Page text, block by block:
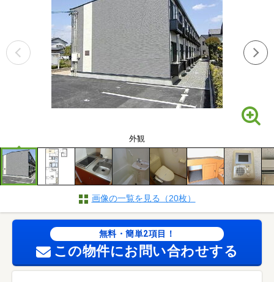
外観
画像の一覧を見る（20枚）
無料・簡単2項目！
この物件にお問い合わせする